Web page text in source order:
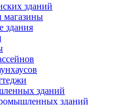
зданий
магазины
здания
зданий
зданий